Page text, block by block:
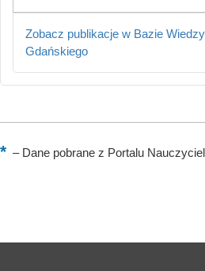
Zobacz publikacje w Bazie
Gdańskiego
–Dane pobrane z Portalu